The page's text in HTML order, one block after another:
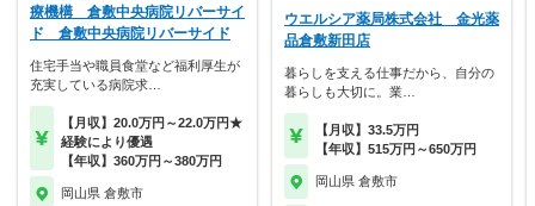
療機構 倉敷中央病院リバーサイ
ド 倉敷中央病院リバーサイド
住宅手当や職員食堂など福利厚生が
充実している病院求…
【月収】20.0万円～22.0万円★
経験により優遇
【年収】360万円～380万円
岡山県 倉敷市
ウエルシア薬局株式会社 金光薬
品倉敷新田店
暮らしを支える仕事だから、自分の
暮らしも大切に。業…
【月収】33.5万円
【年収】515万円～650万円
岡山県 倉敷市